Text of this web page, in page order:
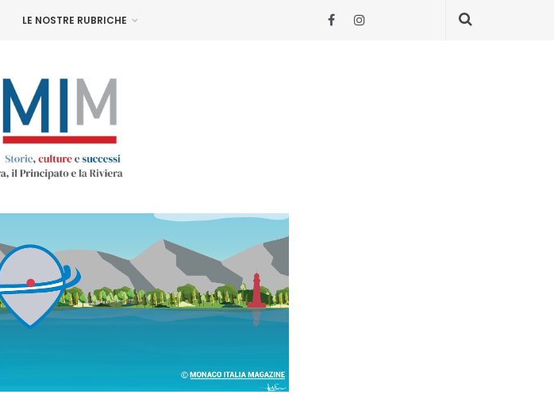
LE NOSTRE RUBRICHE